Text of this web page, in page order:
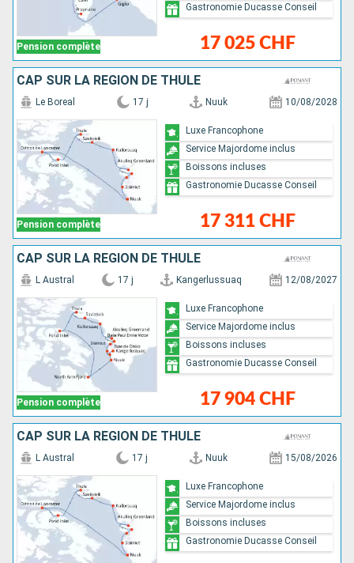
Pension complète 17 025 CHF
Gastronomie Ducasse Conseil
CAP SUR LA RÉGION DE THULÉ
Pension complète
Le Boreal 17 j Nuuk 10/08/2028
17 311 CHF
Luxe Francophone
Service Majordome inclus
Boissons incluses
Gastronomie Ducasse Conseil
CAP SUR LA RÉGION DE THULÉ
Pension complète
L Austral 17 j Kangerlussuaq 12/08/2027
17 904 CHF
Luxe Francophone
Service Majordome inclus
Boissons incluses
Gastronomie Ducasse Conseil
CAP SUR LA RÉGION DE THULÉ
L Austral 17 j Nuuk 15/08/2026
Luxe Francophone
Service Majordome inclus
Boissons incluses
Gastronomie Ducasse Conseil